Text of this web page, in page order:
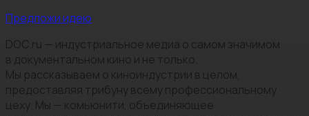
Предложи идею
DOC.ru — индустриальное медиа о самом значимом
в документальном кино и не только.
Мы рассказываем о киноиндустрии в целом,
предоставляя трибуну всему профессиональному
цеху. Мы — комьюнити, объединяющее